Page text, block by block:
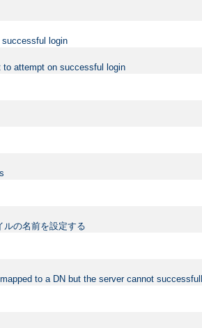
login
attempt on successful login
ルの名前を設定する
to a DN but the server cannot